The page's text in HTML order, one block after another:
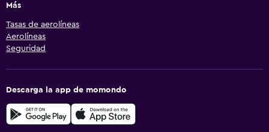
Más
Tasas de aerolíneas
Aerolíneas
Seguridad
Descarga la app de momondo